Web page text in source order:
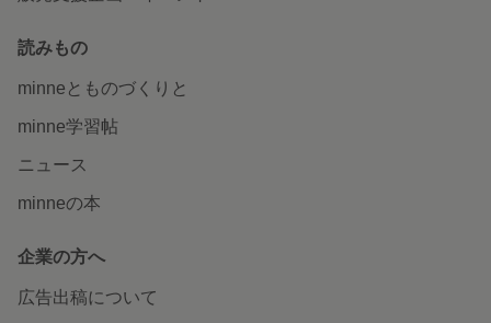
読みもの
minneとものづくりと
minne学習帖
ニュース
minneの本
企業の方へ
広告出稿について